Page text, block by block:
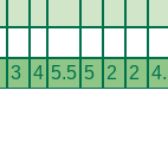
3 4 5.5 5 2 2